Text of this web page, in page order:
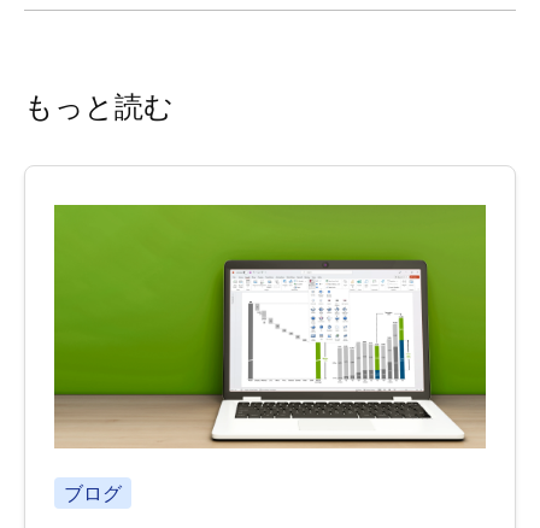
もっと読む
ブログ